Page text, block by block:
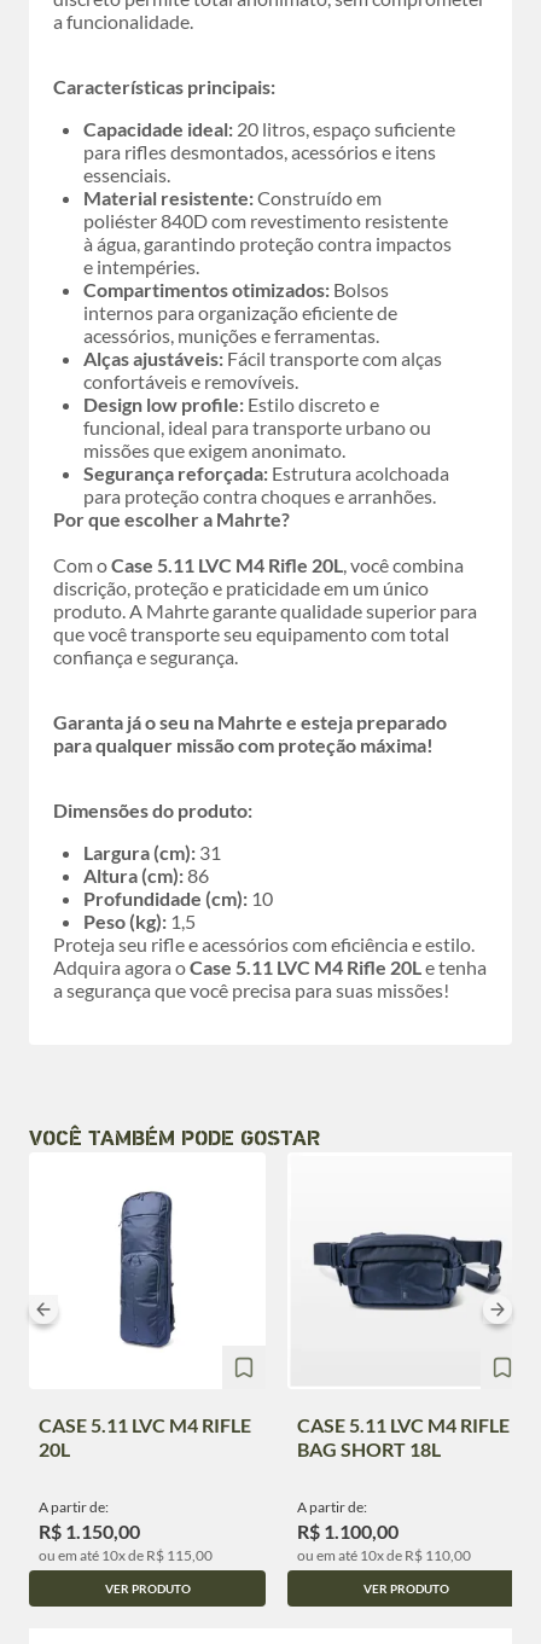
a funcionalidade.
Características principais:
Capacidade ideal: 20 litros, espaço suficiente
para rifles desmontados, acessórios e itens
essenciais.
Material resistente:Construído em
poliéster 840D com revestimento resistente
à água, garantindo proteção contra impactos
e intempéries.
Compartimentos otimizados: Bolsos
internos para organização eficiente de
acessórios, munições e ferramentas.
Alças ajustáveis: Fácil transporte com alças
confortáveis e removíveis.
Design low profile: Estilo discreto e
funcional, ideal para transporte urbano ou
missões que exigem anonimato.
Segurança reforçada: Estrutura acolchoada
para proteção contra choques e arranhões.
Por que escolher a Mahrte?
Com oCase 5.11 LVC M4 Rifle 20L, você combina
discrição, proteção e praticidade em um único
produto. A Mahrte garante qualidade superior para
que você transporte seu equipamento com total
confiança e segurança.
Garanta já o seu na Mahrte e esteja preparado
para qualquer missão com proteção máxima!
Dimensões do produto:
Largura (cm): 31
Altura (cm):86
Profundidade (cm): 10
Peso (kg): 1,5
Proteja seu rifle e acessórios com eficiência e estilo.
Adquira agora oCase 5.11 LVC M4 Rifle 20Le tenha
a segurança que você precisa para suas missões!
VOCÊ TAMBÉM PODE GOSTAR
CASE 5.11 LVC M4 RIFLE
20L
A partir de:
R$ 1.150,00
ou em até 10x de R$ 115,00
VER PRODUTO
CASE 5.11 LVC M4 RIFLE
BAG SHORT 18L
A partir de:
R$ 1.100,00
ou em até 10x de R$ 110,00
VER PRODUTO